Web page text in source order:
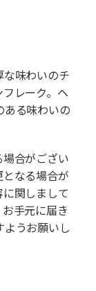
な味わいのチ
レーク。ヘ
ある味わいの
合がござい
なる場合が
関しまして
手元に届き
ようお願いし